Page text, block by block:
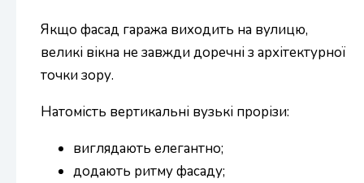
Якщо фасад гаража виходить на вулицю,
великі вікна не завжди доречні з архітектурної
точки зору.
Натомість вертикальні вузькі прорізи:
виглядають елегантно;
додають ритму фасаду;